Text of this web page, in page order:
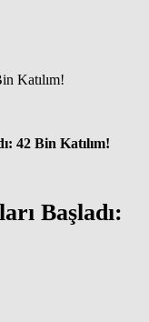
42 Bin Katılım!
Başladı: